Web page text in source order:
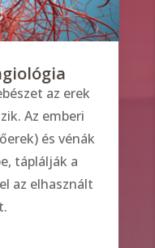
az erek
Az emberi
és vénák
táplálják a
az elhasznált